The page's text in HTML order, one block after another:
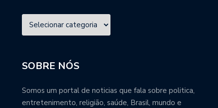
SOBRE NÓS
Somos um portal de noticias que fala sobre politica,
entretenimento, religião, saúde, Brasil, mundo e